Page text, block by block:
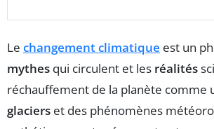
Le changement climatique est un
mythes qui circulent et les réalités
réchauffement de la planète comme
glaciers et des phénomènes